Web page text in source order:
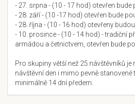
- 27. srpna - (10 - 17 hod) otevřen bude
- 28. září - (10 -17 hod) otevřen bude
- 28. října - (10 - 16 hod) otevřeny
- 10. prosince - (10 - 14 hod) - tradiční
armádou a četnictvem, otevřen bude
Pro skupiny větší než 25 návštěvníků
návštěvní den i mimo pevně stanovené
minimálně 14 dní předem.